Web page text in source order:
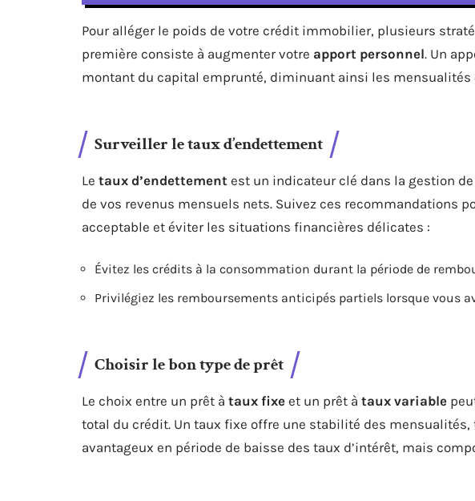
Pour alléger le poids de votre crédit immobilier, plusieurs
première consiste à augmenter votre apport personnel. Un
montant du capital emprunté, diminuant ainsi les mensualités
Surveiller le taux d’endettement
Le taux d’endettement est un indicateur clé dans la gestion
de vos revenus mensuels nets. Suivez ces recommandations
acceptable et éviter les situations financières délicates :
Évitez les crédits à la consommation durant la période de
Privilégiez les remboursements anticipés partiels lorsque vous
Choisir le bon type de prêt
Le choix entre un prêt à taux fixe et un prêt à taux variable
total du crédit. Un taux fixe offre une stabilité des mensualités,
avantageux en période de baisse des taux d’intérêt, mais